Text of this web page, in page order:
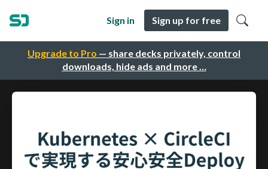
Upgrade to Pro — share decks privately, control
downloads, hide ads and more …
Sign in Sign up for free